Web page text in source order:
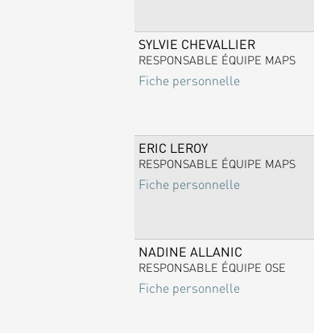
SYLVIE CHEVALLIER
RESPONSABLE ÉQUIPE MAPS
Fiche personnelle
ERIC LEROY
RESPONSABLE ÉQUIPE MAPS
Fiche personnelle
NADINE ALLANIC
RESPONSABLE ÉQUIPE OSE
Fiche personnelle